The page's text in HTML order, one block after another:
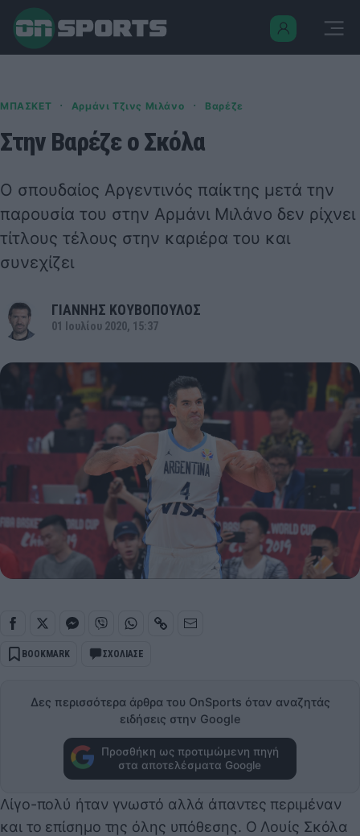
ΜΠΑΣΚΕΤ · Αρμάνι Τζινς Μιλάνο · Βαρέζε
Στην Βαρέζε ο Σκόλα
Ο σπουδαίος Αργεντινός παίκτης μετά την
παρουσία του στην Αρμάνι Μιλάνο δεν ρίχνει
τίτλους τέλους στην καριέρα του και
συνεχίζει
ΓΙΑΝΝΗΣ ΚΟΥΒΟΠΟΥΛΟΣ
01 Ιουλίου 2020, 15:37
BOOKMARK ΣΧΟΛΙΑΣΕ
Δες περισσότερα άρθρα του OnSports όταν αναζητάς
ειδήσεις στην Google
Προσθήκη ως προτιμώμενη πηγή
στα αποτελέσματα Google
Λίγο-πολύ ήταν γνωστό αλλά άπαντες περιμέναν
και το επίσημο της όλης υπόθεσης. Ο Λουίς Σκόλα